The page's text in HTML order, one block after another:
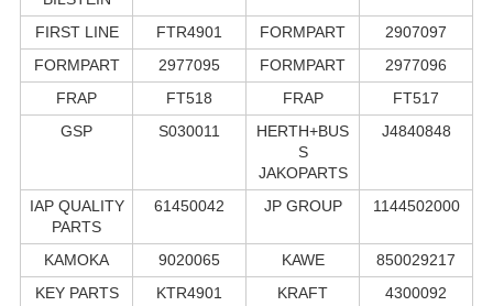
FIRST LINE
FTR4901 FORMPART
2907097
FORMPART
2977095 FORMPART
2977096
FRAP
FT518 FRAP
FT517
GSP
S030011
HERTH+BUS
S
JAKOPARTS
J4840848
IAP QUALITY
PARTS
61450042 JP GROUP 1144502000
KAMOKA 9020065 KAWE
850029217
KEY PARTS
KTR4901
KRAFT
4300092